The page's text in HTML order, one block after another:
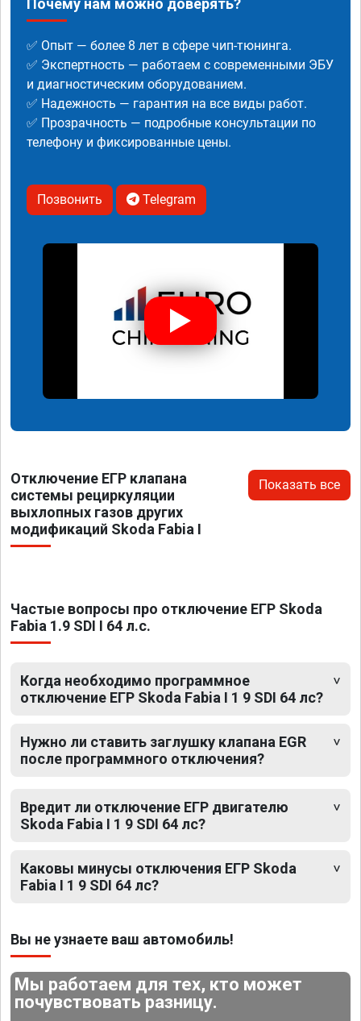
Почему нам можно доверять?
✅ Опыт — более 8 лет в сфере чип-тюнинга.
✅ Экспертность — работаем с современными ЭБУ
и диагностическим оборудованием.
✅ Надежность — гарантия на все виды работ.
✅ Прозрачность — подробные консультации по
телефону и фиксированные цены.
Позвонить Telegram
Отключение ЕГР клапана
системы рециркуляции
выхлопных газов других
модификаций Skoda Fabia I
Показать все
Частые вопросы про отключение ЕГР Skoda
Fabia 1.9 SDI I 64 л.с.
Когда необходимо программное
отключение ЕГР Skoda Fabia I 1 9 SDI 64 лс?
Нужно ли ставить заглушку клапана EGR
после программного отключения?
Вредит ли отключение ЕГР двигателю
Skoda Fabia I 1 9 SDI 64 лс?
Каковы минусы отключения ЕГР Skoda
Fabia I 1 9 SDI 64 лс?
Вы не узнаете ваш автомобиль!
Мы работаем для тех, кто может
почувствовать разницу.